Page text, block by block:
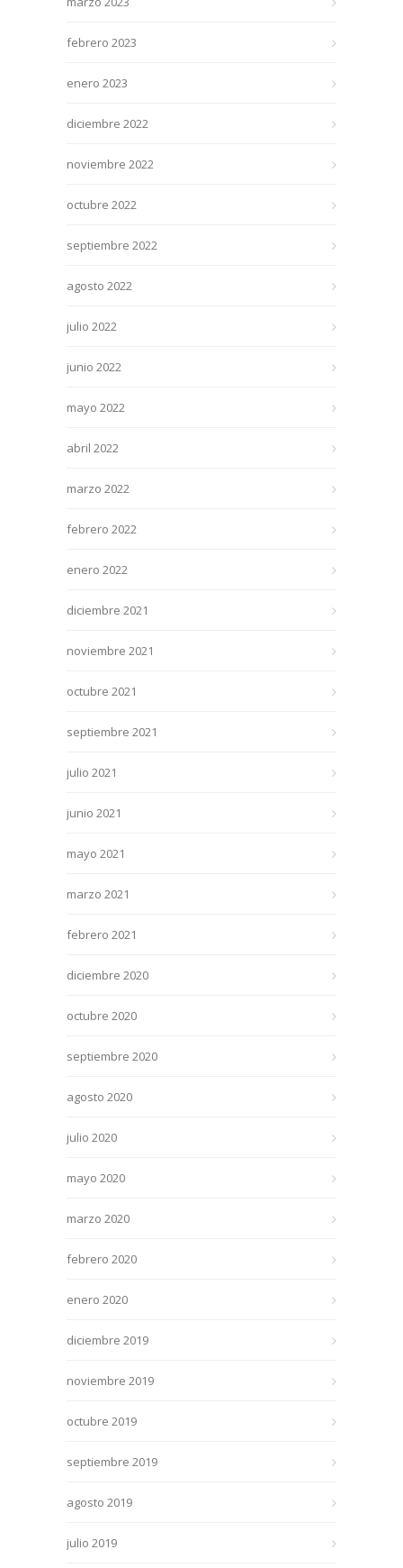
febrero 2023
enero 2023
diciembre 2022
noviembre 2022
octubre 2022
septiembre 2022
agosto 2022
julio 2022
junio 2022
mayo 2022
abril 2022
marzo 2022
febrero 2022
enero 2022
diciembre 2021
noviembre 2021
octubre 2021
septiembre 2021
julio 2021
junio 2021
mayo 2021
marzo 2021
febrero 2021
diciembre 2020
octubre 2020
septiembre 2020
agosto 2020
julio 2020
mayo 2020
marzo 2020
febrero 2020
enero 2020
diciembre 2019
noviembre 2019
octubre 2019
septiembre 2019
agosto 2019
julio 2019